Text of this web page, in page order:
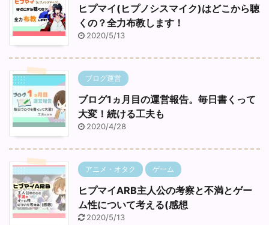
ヒプマイ(ヒプノシスマイク)はどこから聴
くの？全力布教します！
2020/5/13
ブログ運営
ブログ1ヵ月目の運営報告。毎日書くって
大変！続ける工夫も
2020/4/28
アニメ・オタク ゲーム
ヒプマイARB主人公の考察と不満とゲー
ム性について考える(感想
2020/5/13